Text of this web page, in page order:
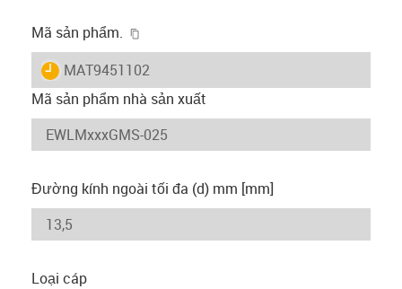
Mã sản phẩm.
igus-icon-lieferzeit
MAT9451102
Mã sản phẩm nhà sản xuất
Đường kính ngoài tối đa (d) mm [mm]
Loại cáp